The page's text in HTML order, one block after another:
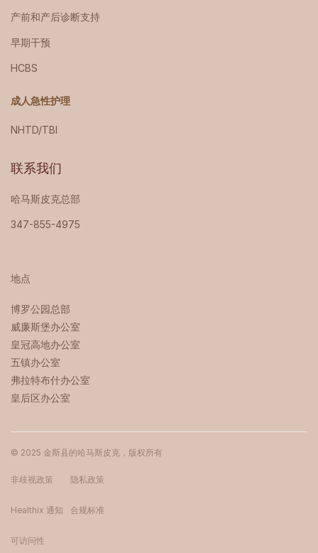
产前和产后诊断支持
早期干预
HCBS
成人急性护理
NHTD/TBI
联系我们
哈马斯皮克总部
347-855-4975
地点
博罗公园总部 ‍
威廉斯堡办公室
皇冠高地办公室
五镇办公室
弗拉特布什办公室
皇后区办公室
© 2025 金斯县的哈马斯皮克，版权所有
非歧视政策 隐私政策
Healthix 通知 合规标准
可访问性